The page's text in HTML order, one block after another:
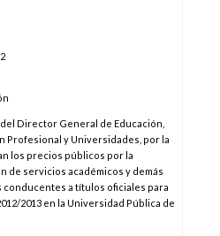
del Director General de Educación,
Profesional y Universidades, por la
los precios públicos por la
de servicios académicos y demás
conducentes a títulos oficiales para
2013 en la Universidad Pública de